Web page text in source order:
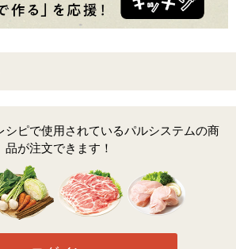
シピで使用されているパルシステムの商
品が注文できます！